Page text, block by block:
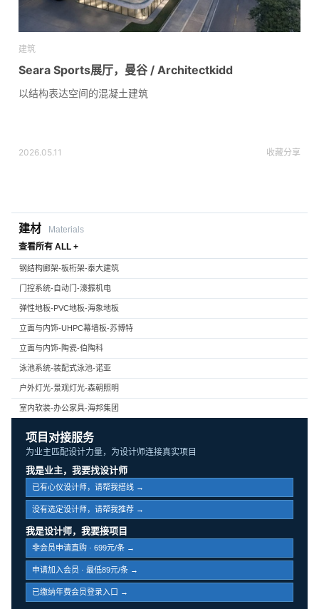
建筑
Seara Sports展厅，曼谷 / Architectkidd
以结构表达空间的混凝土建筑
2026.05.11 收藏分享
建材
Materials
查看所有 ALL +
钢结构廊架-板桁架-泰大建筑
门控系统-自动门-濠振机电
弹性地板-PVC地板-海象地板
立面与内饰-UHPC幕墙板-苏博特
立面与内饰-陶瓷-伯陶科
泳池系统-装配式泳池-诺亚
户外灯光-景观灯光-森朝照明
室内软装-办公家具-海邦集团
项目对接服务
为业主匹配设计力量，为设计师连接真实项目
我是业主，我要找设计师
已有心仪设计师，请帮我搭线 →
没有选定设计师，请帮我推荐 →
我是设计师，我要接项目
非会员申请直购 · 699元/条 →
申请加入会员 · 最低89元/条 →
已缴纳年费会员登录入口 →